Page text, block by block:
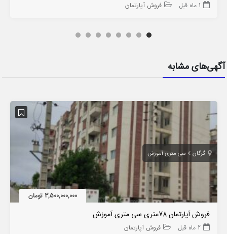
1 ماه قبل فروش آپارتمان
آگهی‌های مشابه
گرگان سی متری آموزش
3,500,000,000 تومان
فروش آپارتمان 78متری سی متری آموزش
2 ماه قبل فروش آپارتمان